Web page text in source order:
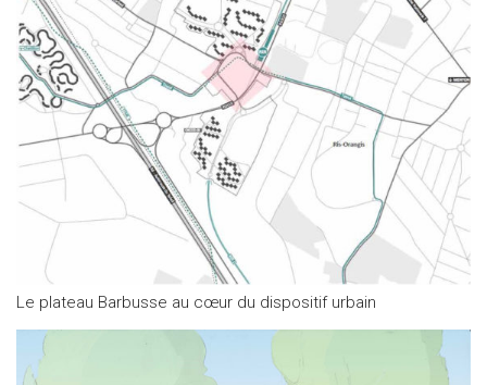
Le plateau Barbusse au cœur du dispositif urbain